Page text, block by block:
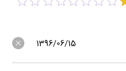
1396/06/15